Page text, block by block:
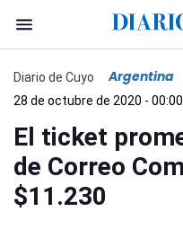
Diario de Cuyo Argentina
28 de octubre de 2020 - 00:00
El ticket
de Correo
$11.230